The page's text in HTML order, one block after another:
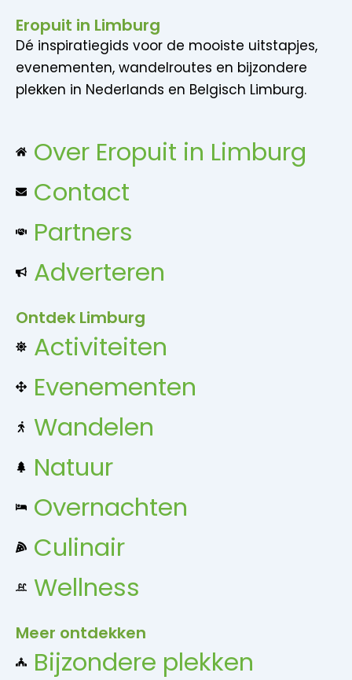
Eropuit in Limburg
Dé inspiratiegids voor de mooiste uitstapjes,
evenementen, wandelroutes en bijzondere
plekken in Nederlands en Belgisch Limburg.
Over Eropuit in Limburg
Contact
Partners
Adverteren
Ontdek Limburg
Activiteiten
Evenementen
Wandelen
Natuur
Overnachten
Culinair
Wellness
Meer ontdekken
Bijzondere plekken